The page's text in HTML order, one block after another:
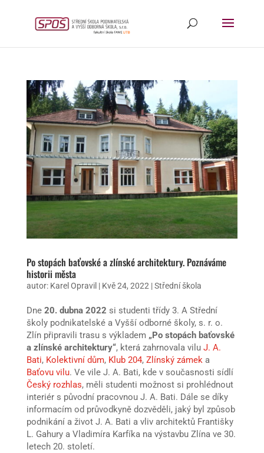
Po stopách baťovské a zlínské architektury. Poznáváme
historii města
autor: Karel Opravil | Kvě 24, 2022 |Střední škola
Dne 20. dubna 2022 si studenti třídy 3. A Střední
školy podnikatelské a Vyšší odborné školy, s. r. o.
Zlín připravili trasu s výkladem „Po stopách baťovské
a zlínské architektury“, která zahrnovala vilu J. A.
Bati, Kolektivní dům, Klub 204, Zlínský zámeka
Baťovu vilu. Ve vile J. A. Bati, kde v současnosti sídlí
Český rozhlas, měli studenti možnost si prohlédnout
interiér s původní pracovnou J. A. Bati. Dále se díky
informacím od průvodkyně dozvěděli, jaký byl způsob
podnikání a život J. A. Bati a vliv architektů Františky
L. Gahury a Vladimíra Karfíka na výstavbu Zlína ve 30.
letech 20. století.